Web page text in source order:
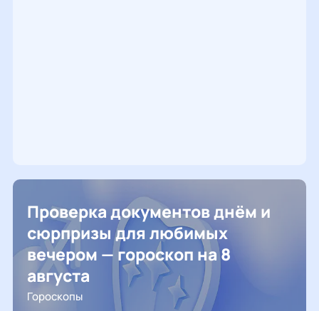
Проверка документов днём и
сюрпризы для любимых
вечером — гороскоп на 8
августа
Гороскопы